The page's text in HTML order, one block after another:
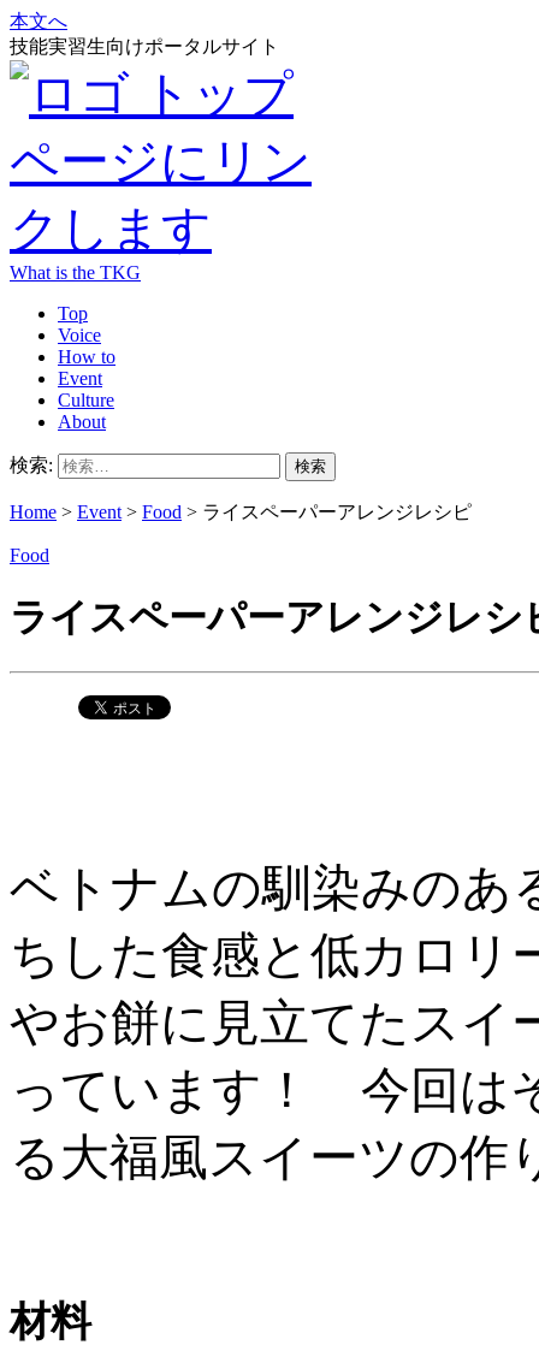
本文へ
技能実習生向けポータルサイト
What is the TKG
Top
Voice
How to
Event
Culture
About
検索:
Home > Event > Food > ライスペーパーアレンジレシピ
Food
ライスペーパーアレンジレシ
ベトナムの馴染みのあ
ちした食感と低カロリ
やお餅に見立てたスイ
っています！ 今回は
る大福風スイーツの作
材料